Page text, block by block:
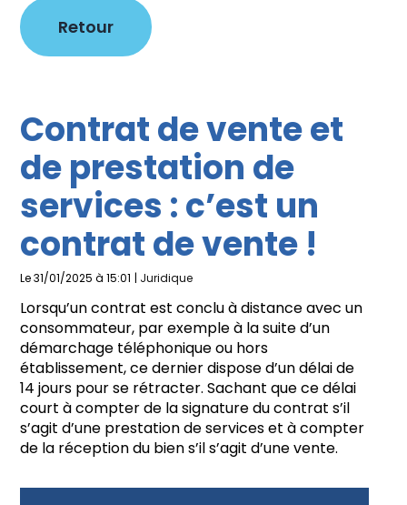
Retour
Contrat de vente et
de prestation de
services : c’est un
contrat de vente !
Le 31/01/2025 à 15:01 | Juridique
Lorsqu’un contrat est conclu à distance avec un
consommateur, par exemple à la suite d’un
démarchage téléphonique ou hors
établissement, ce dernier dispose d’un délai de
14 jours pour se rétracter. Sachant que ce délai
court à compter de la signature du contrat s’il
s’agit d’une prestation de services et à compter
de la réception du bien s’il s’agit d’une vente.